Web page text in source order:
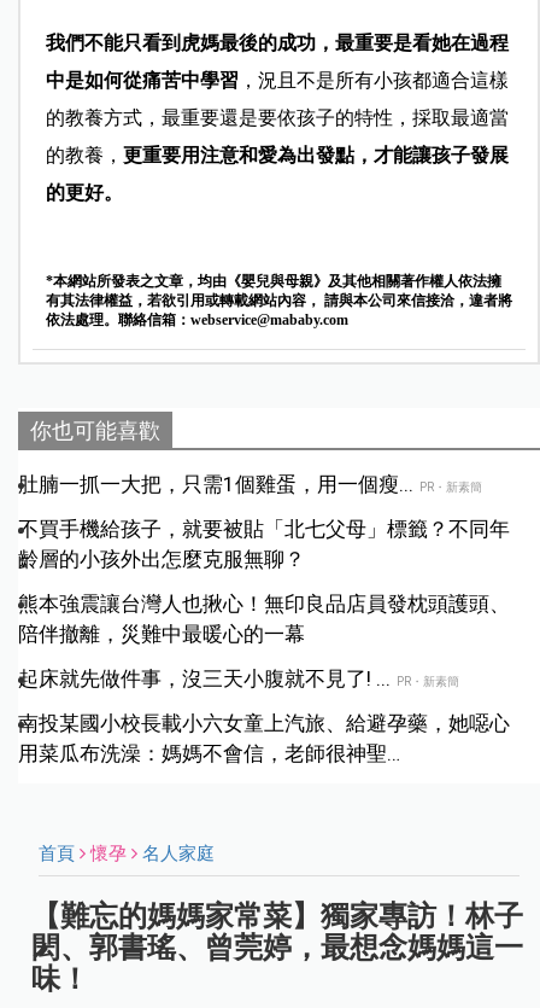
我們不能只看到虎媽最後的成功，最重要是看她在過程
中是如何從痛苦中學習 ，況且不是所有小孩都適合這樣
的教養方式，最重要還是要依孩子的特性，採取最適當
的教養， 更重要用注意和愛為出發點，才能讓孩子發展
的更好。
*本網站所發表之文章，均由《嬰兒與母親》及其他相關著作權人依法擁
有其法律權益，若欲引用或轉載網站內容， 請與本公司來信接洽，違者將
依法處理。聯絡信箱： webservice@mababy.com
你也可能喜歡
肚腩一抓一大把，只需1個雞蛋，用一個瘦... PR・新素簡
不買手機給孩子，就要被貼「北七父母」標籤？不同年
齡層的小孩外出怎麼克服無聊？
熊本強震讓台灣人也揪心！無印良品店員發枕頭護頭、
陪伴撤離，災難中最暖心的一幕
起床就先做件事，沒三天小腹就不見了! ...
PR・新素簡
南投某國小校長載小六女童上汽旅、給避孕藥，她噁心
用菜瓜布洗澡：媽媽不會信，老師很神聖…
首頁 懷孕 名人家庭
【難忘的媽媽家常菜】獨家專訪！林子
閎、郭書瑤、曾莞婷，最想念媽媽這一
味！